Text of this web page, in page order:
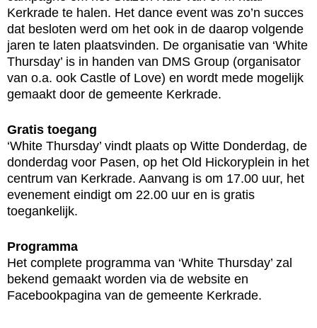
Kerkrade te halen. Het dance event was zo’n succes
dat besloten werd om het ook in de daarop volgende
jaren te laten plaatsvinden. De organisatie van ‘White
Thursday’ is in handen van DMS Group (organisator
van o.a. ook Castle of Love) en wordt mede mogelijk
gemaakt door de gemeente Kerkrade.
Gratis toegang
‘White Thursday’ vindt plaats op Witte Donderdag, de
donderdag voor Pasen, op het Old Hickoryplein in het
centrum van Kerkrade. Aanvang is om 17.00 uur, het
evenement eindigt om 22.00 uur en is gratis
toegankelijk.
Programma
Het complete programma van ‘White Thursday’ zal
bekend gemaakt worden via de website en
Facebookpagina van de gemeente Kerkrade.